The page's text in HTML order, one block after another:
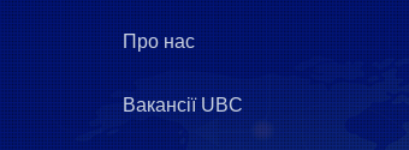
Про нас
Вакансії UBC